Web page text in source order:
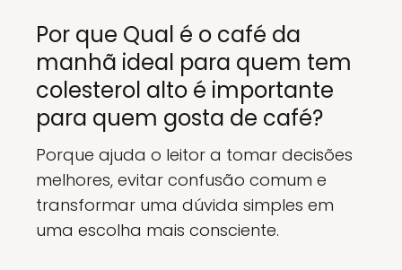
Por que Qual é o café da
manhã ideal para quem tem
colesterol alto é importante
para quem gosta de café?
Porque ajuda o leitor a tomar decisões
melhores, evitar confusão comum e
transformar uma dúvida simples em
uma escolha mais consciente.